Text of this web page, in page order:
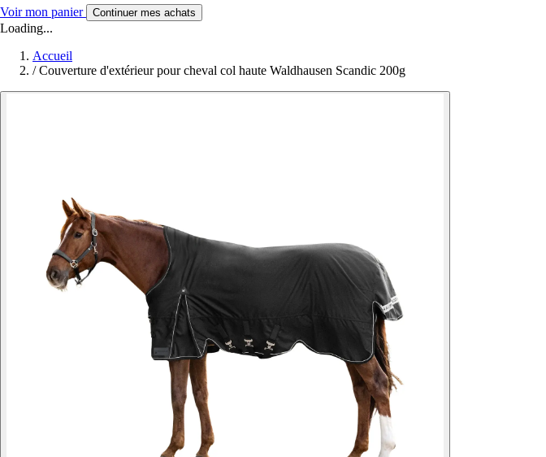
Voir mon panier Continuer mes achats
Loading...
Accueil
/ Couverture d'extérieur pour cheval col haute Waldhausen Scandic 200g